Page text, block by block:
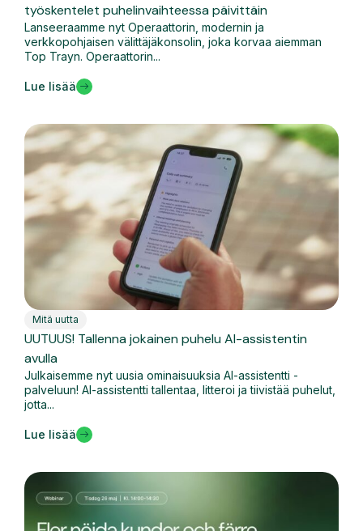
työskentelet puhelinvaihteessa päivittäin
Lanseeraamme nyt Operaattorin, modernin ja
verkkopohjaisen välittäjäkonsolin, joka korvaa aiemman
Top Trayn. Operaattorin...
Lue lisää
Mitä uutta
UUTUUS! Tallenna jokainen puhelu AI-assistentin
avulla
Julkaisemme nyt uusia ominaisuuksia AI-assistentti -
palveluun! AI-assistentti tallentaa, litteroi ja tiivistää puhelut,
jotta...
Lue lisää